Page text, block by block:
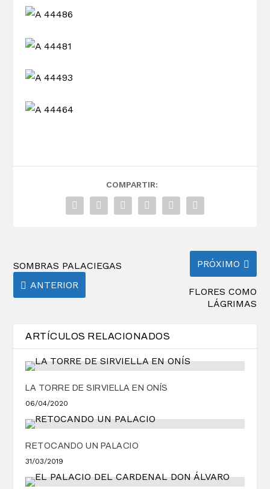
COMPARTIR:
SOMBRAS PALACIEGAS
ANTERIOR
PRÓXIMO
FLORES COMO
LÁGRIMAS
ARTÍCULOS RELACIONADOS
LA TORRE DE SIRVIELLA EN ONÍS
06/04/2020
RETOCANDO UN PALACIO
31/03/2019